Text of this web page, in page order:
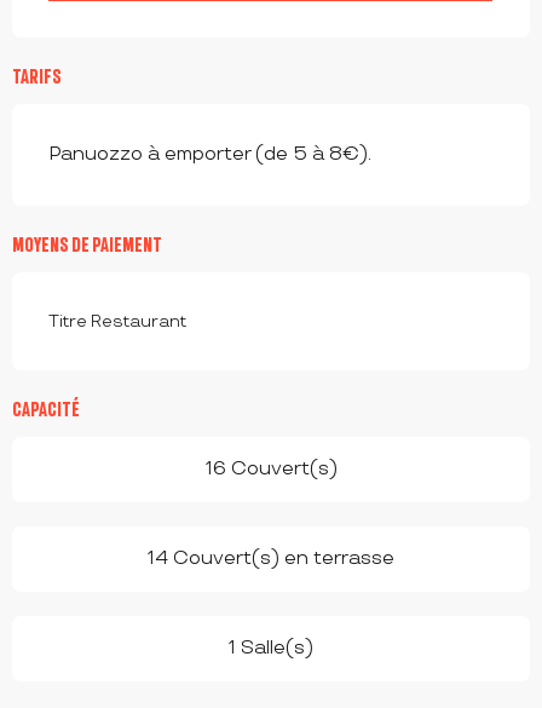
TARIFS
Panuozzo à emporter (de 5 à 8€).
MOYENS DE PAIEMENT
Titre Restaurant
CAPACITÉ
16 Couvert(s)
14 Couvert(s) en terrasse
1 Salle(s)